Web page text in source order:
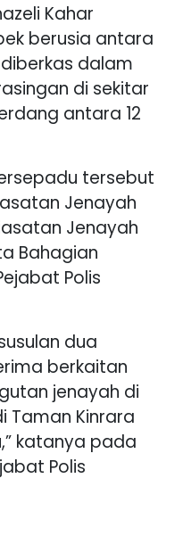
Kahar
berusia antara
dalam
di sekitar
antara 12
tersebut
Jenayah
Jenayah
Bahagian
Polis
dua
berkaitan
jenayah di
Taman Kinrara
katanya pada
Polis